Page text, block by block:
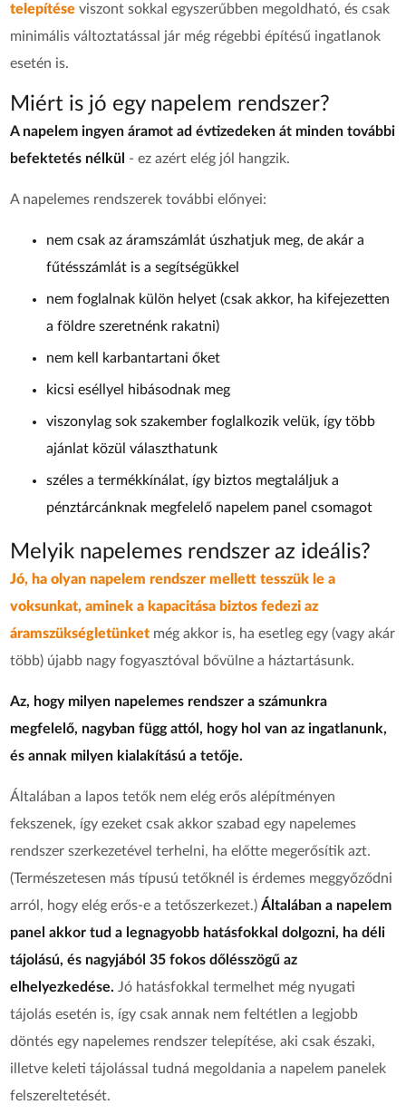
telepítése viszont sokkal egyszerűbben megoldható, és csak
minimális változtatással jár még régebbi építésű ingatlanok
esetén is.
Miért is jó egy napelem rendszer?
A napelem ingyen áramot ad évtizedeken át minden további
befektetés nélkül
- ez azért elég jól hangzik.
A napelemes rendszerek további előnyei:
nem csak az áramszámlát úszhatjuk meg, de akár a
fűtésszámlát is a segítségükkel
nem foglalnak külön helyet (csak akkor, ha kifejezetten
a földre szeretnénk rakatni)
nem kell karbantartani őket
kicsi eséllyel hibásodnak meg
viszonylag sok szakember foglalkozik velük, így több
ajánlat közül választhatunk
széles a termékkínálat, így biztos megtaláljuk a
pénztárcánknak megfelelő napelem panel csomagot
Melyik napelemes rendszer az ideális?
Jó, ha olyan napelem rendszer mellett tesszük le a
voksunkat, aminek a kapacitása biztos fedezi az
áramszükségletünket még akkor is, ha esetleg egy (vagy akár
több) újabb nagy fogyasztóval bővülne a háztartásunk.
Az, hogy milyen napelemes rendszer a számunkra
megfelelő, nagyban függ attól, hogy hol van az ingatlanunk,
és annak milyen kialakítású a tetője.
Általában a lapos tetők nem elég erős alépítményen
fekszenek, így ezeket csak akkor szabad egy napelemes
rendszer szerkezetével terhelni, ha előtte megerősítik azt.
(Természetesen más típusú tetőknél is érdemes meggyőződni
arról, hogy elég erős-e a tetőszerkezet.)Általában a napelem
panel akkor tud a legnagyobb hatásfokkal dolgozni, ha déli
tájolású, és nagyjából 35 fokos dőlésszögű az
elhelyezkedése. Jó hatásfokkal termelhet még nyugati
tájolás esetén is, így csak annak nem feltétlen a legjobb
döntés egy napelemes rendszer telepítése, aki csak északi,
illetve keleti tájolással tudná megoldania a napelem panelek
felszereltetését.